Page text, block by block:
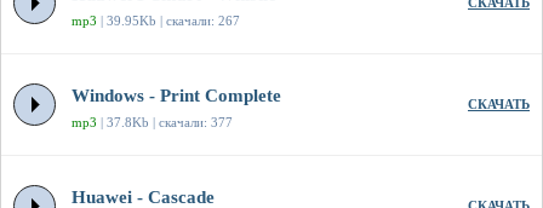
mp3 | 39.95Kb | скачали: 267
СКАЧАТЬ
Windows - Print Complete
mp3 | 37.8Kb | скачали: 377
СКАЧАТЬ
Huawei - Cascade